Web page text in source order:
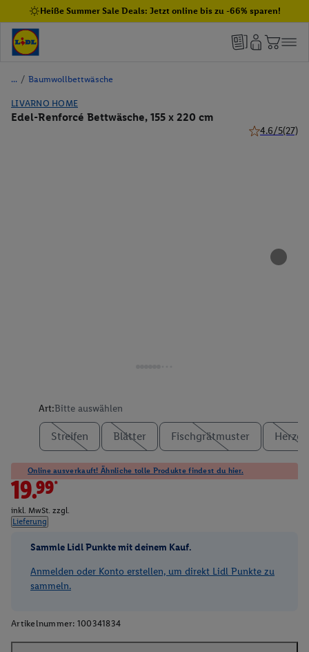
Heiße Summer Sale Deals: Jetzt online bis zu -66% sparen!
/ Baumwollbettwäsche
LIVARNO HOME
Edel-Renforcé Bettwäsche, 155 x 220 cm
4.6/5(27)
Art:Bitte auswählen
Streifen Blätter Fischgrätmuster Herzen
Online ausverkauft! Ähnliche tolle Produkte findest du hier.
19.99*
inkl. MwSt. zzgl.
Lieferung
Sammle Lidl Punkte mit deinem Kauf.
Anmelden oder Konto erstellen, um direkt Lidl Punkte zu
sammeln.
Artikelnummer: 100341834